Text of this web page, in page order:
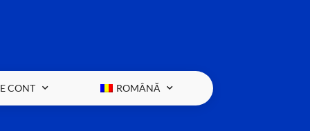
CONT ROMÂNĂ